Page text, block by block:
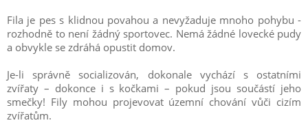
Fila je pes s klidnou povahou a nevyžaduje mnoho pohybu -
rozhodně to není žádný sportovec. Nemá žádné lovecké pudy
a obvykle se zdráhá opustit domov.
Je-li správně socializován, dokonale vychází s ostatními
zvířaty – dokonce i s kočkami – pokud jsou součástí jeho
smečky! Fily mohou projevovat územní chování vůči cizím
zvířatům.